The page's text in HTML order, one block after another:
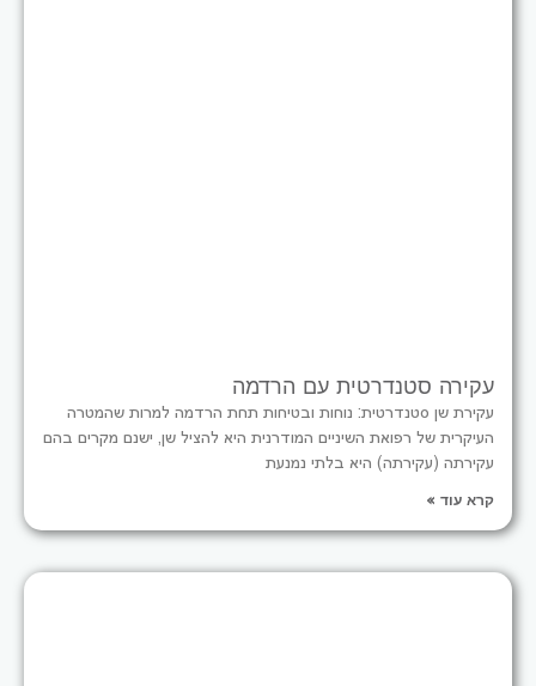
עקירה סטנדרטית עם הרדמה
עקירת שן סטנדרטית: נוחות ובטיחות תחת הרדמה למרות שהמטרה
העיקרית של רפואת השיניים המודרנית היא להציל שן, ישנם מקרים בהם
עקירתה (עקירתה) היא בלתי נמנעת
קרא עוד »